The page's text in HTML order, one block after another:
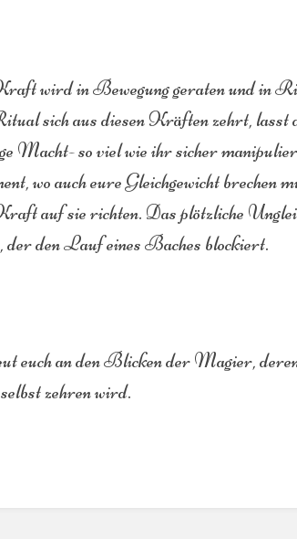
wird in Bewegung geraten und in
sich aus diesen Kräften zehrt, lasst
Macht- so viel wie ihr sicher
wo auch eure Gleichgewicht brechen
auf sie richten. Das plötzliche
der den Lauf eines Baches blockiert.
euch an den Blicken der Magier,
zehren wird.